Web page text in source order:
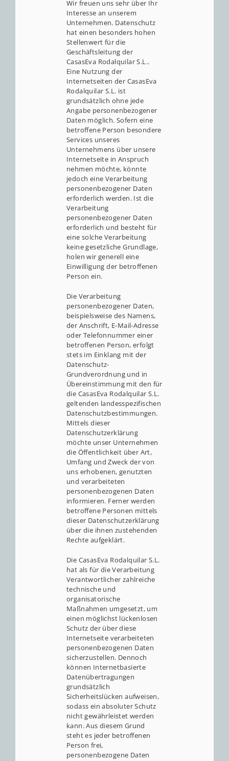
Wir freuen uns sehr über Ihr
Interesse an unserem
Unternehmen. Datenschutz
hat einen besonders hohen
Stellenwert für die
Geschäftsleitung der
CasasEva Rodalquilar S.L..
Eine Nutzung der
Internetseiten der CasasEva
Rodalquilar S.L. ist
grundsätzlich ohne jede
Angabe personenbezogener
Daten möglich. Sofern eine
betroffene Person besondere
Services unseres
Unternehmens über unsere
Internetseite in Anspruch
nehmen möchte, könnte
jedoch eine Verarbeitung
personenbezogener Daten
erforderlich werden. Ist die
Verarbeitung
personenbezogener Daten
erforderlich und besteht für
eine solche Verarbeitung
keine gesetzliche Grundlage,
holen wir generell eine
Einwilligung der betroffenen
Person ein.
Die Verarbeitung
personenbezogener Daten,
beispielsweise des Namens,
der Anschrift, E-Mail-Adresse
oder Telefonnummer einer
betroffenen Person, erfolgt
stets im Einklang mit der
Datenschutz-
Grundverordnung und in
Übereinstimmung mit den für
die CasasEva Rodalquilar S.L.
geltenden landesspezifischen
Datenschutzbestimmungen.
Mittels dieser
Datenschutzerklärung
möchte unser Unternehmen
die Öffentlichkeit über Art,
Umfang und Zweck der von
uns erhobenen, genutzten
und verarbeiteten
personenbezogenen Daten
informieren. Ferner werden
betroffene Personen mittels
dieser Datenschutzerklärung
über die ihnen zustehenden
Rechte aufgeklärt.
Die CasasEva Rodalquilar S.L.
hat als für die Verarbeitung
Verantwortlicher zahlreiche
technische und
organisatorische
Maßnahmen umgesetzt, um
einen möglichst lückenlosen
Schutz der über diese
Internetseite verarbeiteten
personenbezogenen Daten
sicherzustellen. Dennoch
können Internetbasierte
Datenübertragungen
grundsätzlich
Sicherheitslücken aufweisen,
sodass ein absoluter Schutz
nicht gewährleistet werden
kann. Aus diesem Grund
steht es jeder betroffenen
Person frei,
personenbezogene Daten